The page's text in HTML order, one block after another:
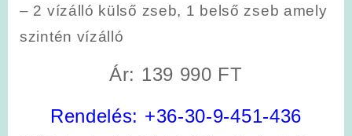
– 2 vízálló külső zseb, 1 belső zseb amely
szintén vízálló
Ár: 139 990 FT
Rendelés: +36-30-9-451-436